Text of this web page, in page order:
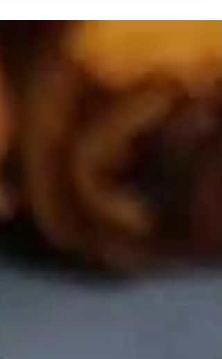
מטריף - אריאלה גולדמן